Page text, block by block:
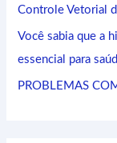
p
o
r
:
Controle Vetorial
Você sabia que a
essencial para
PROBLEMAS